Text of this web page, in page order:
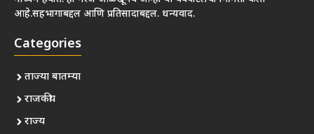
आहे.सहभागाबद्दल आणि प्रतिसादाबद्दल. धन्यवाद.
Categories
ताज्या बातम्या
राजकीय
राज्य